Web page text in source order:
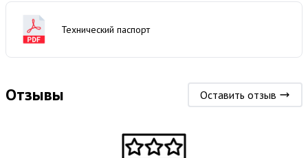
Технический паспорт
Отзывы Оставить отзыв